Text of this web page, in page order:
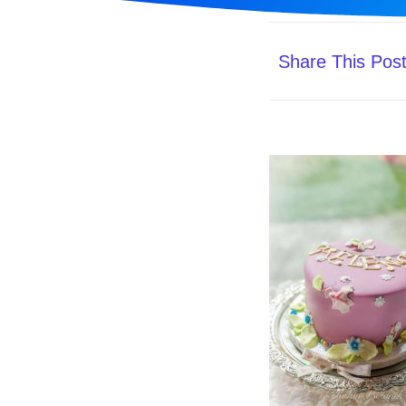
Share This Post